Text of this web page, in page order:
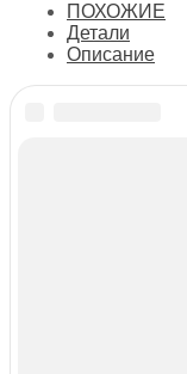
ПОХОЖИЕ
Детали
Описание